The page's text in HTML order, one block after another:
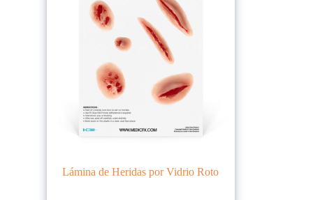
Lámina de Heridas por Vidrio Roto